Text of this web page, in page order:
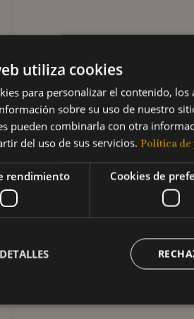
utiliza cookies
para personalizar el contenido,
sobre su uso de nuestro
pueden combinarla con otra
del uso de sus servicios. Política
rendimiento Cookies de